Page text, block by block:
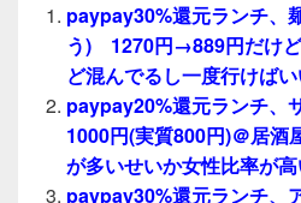
paypay30%還元ランチ、
う) 1270円→889円だけ
ど混んでるし一度行けばい
paypay20%還元ランチ、
1000円(実質800円)＠居酒
が多いせいか女性比率が高
paypay30%還元ランチ、